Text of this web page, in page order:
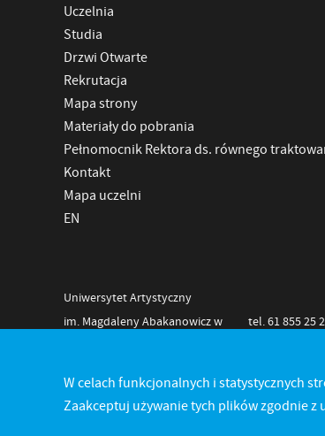
Uczelnia
Studia
Drzwi Otwarte
Rekrutacja
Mapa strony
Materiały do pobrania
Pełnomocnik Rektora ds. równego
Kontakt
Mapa uczelni
EN
Uniwersytet Artystyczny
im. Magdaleny Abakanowicz w
60-967 Poznań
tel. 61 855 25
W celach funkcjonalnych i statystycznych
Zaakceptuj używanie tych plików zgodnie